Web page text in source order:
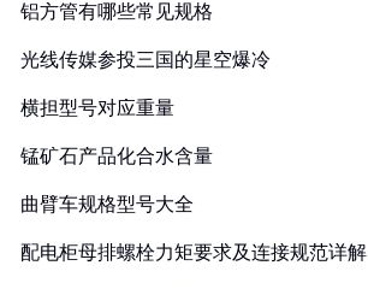
铝方管有哪些常见规格
光线传媒参投三国的星空爆冷
横担型号对应重量
锰矿石产品化合水含量
曲臂车规格型号大全
配电柜母排螺栓力矩要求及连接规范详解